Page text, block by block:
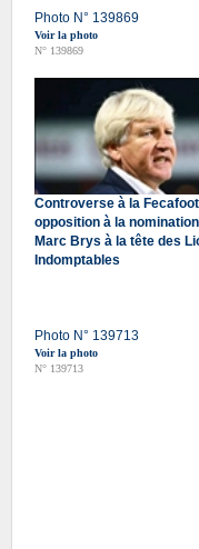
Photo N° 139869
Voir la photo
N° 139869
Controverse à la
opposition à la
Marc Brys à la tête des
Indomptables
Photo N° 139713
Voir la photo
N° 139713